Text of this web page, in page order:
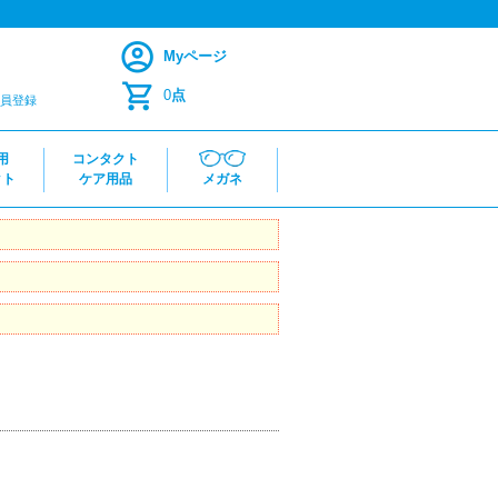
登録
Myページ
0点
コンタクト
ケア用品
メガネ